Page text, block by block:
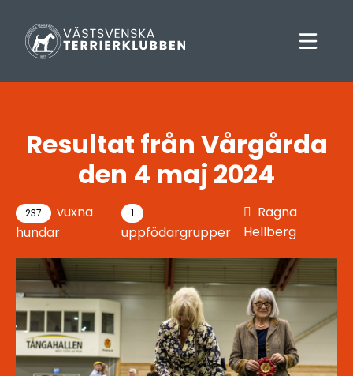
Resultat från Vårgårda
den 4 maj 2024
237
vuxna
hundar
1
uppfödargrupper
Ragna
Hellberg